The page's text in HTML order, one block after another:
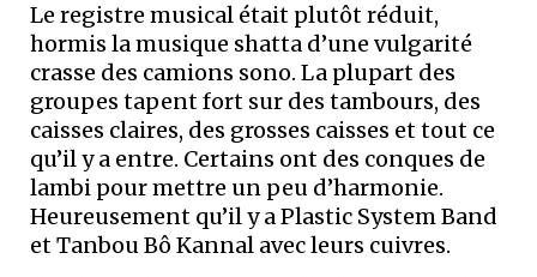
Le registre musical était plutôt réduit,
hormis la musique shatta d’une vulgarité
crasse des camions sono. La plupart des
groupes tapent fort sur des tambours, des
caisses claires, des grosses caisses et tout ce
qu’il y a entre. Certains ont des conques de
lambi pour mettre un peu d’harmonie.
Heureusement qu’il y a Plastic System Band
et Tanbou Bô Kannal avec leurs cuivres.